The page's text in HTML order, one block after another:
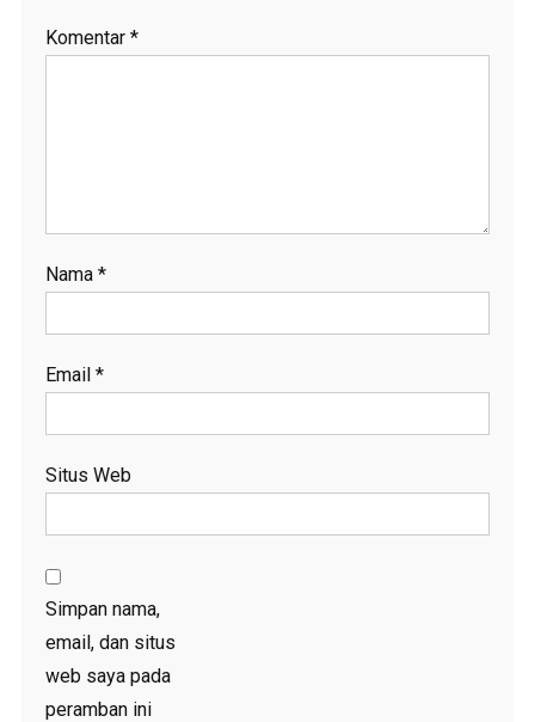
Komentar *
Nama *
Email *
Situs Web
Simpan nama,
email, dan situs
web saya pada
peramban ini